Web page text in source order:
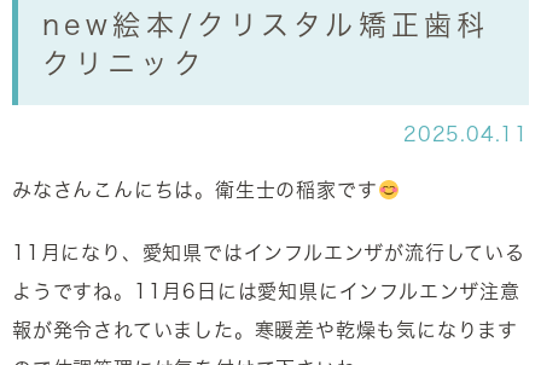
new絵本/クリスタル矯正歯科
クリニック
2025.04.11
みなさんこんにちは。衛生士の稲家です
11月になり、愛知県ではインフルエンザが流行している
ようですね。11月6日には愛知県にインフルエンザ注意
報が発令されていました。寒暖差や乾燥も気になります